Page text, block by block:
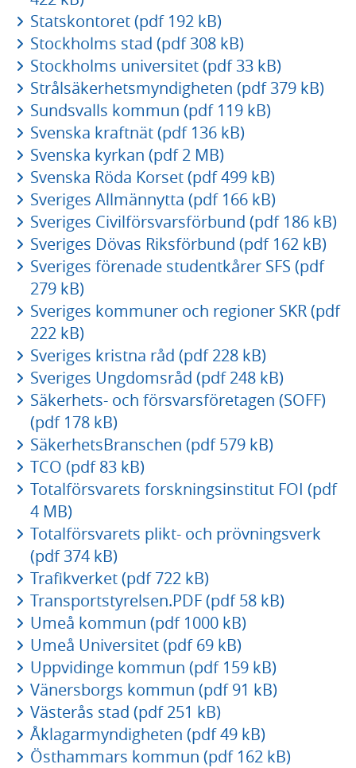
Statskontoret (pdf 192 kB)
Stockholms stad (pdf 308 kB)
Stockholms universitet (pdf 33 kB)
Strålsäkerhetsmyndigheten (pdf 379 kB)
Sundsvalls kommun (pdf 119 kB)
Svenska kraftnät (pdf 136 kB)
Svenska kyrkan (pdf 2 MB)
Svenska Röda Korset (pdf 499 kB)
Sveriges Allmännytta (pdf 166 kB)
Sveriges Civilförsvarsförbund (pdf 186 kB)
Sveriges Dövas Riksförbund (pdf 162 kB)
Sveriges förenade studentkårer SFS (pdf
279 kB)
Sveriges kommuner och regioner SKR (pdf
222 kB)
Sveriges kristna råd (pdf 228 kB)
Sveriges Ungdomsråd (pdf 248 kB)
Säkerhets- och försvarsföretagen (SOFF)
(pdf 178 kB)
SäkerhetsBranschen (pdf 579 kB)
TCO (pdf 83 kB)
Totalförsvarets forskningsinstitut FOI (pdf
4 MB)
Totalförsvarets plikt- och prövningsverk
(pdf 374 kB)
Trafikverket (pdf 722 kB)
Transportstyrelsen.PDF (pdf 58 kB)
Umeå kommun (pdf 1000 kB)
Umeå Universitet (pdf 69 kB)
Uppvidinge kommun (pdf 159 kB)
Vänersborgs kommun (pdf 91 kB)
Västerås stad (pdf 251 kB)
Åklagarmyndigheten (pdf 49 kB)
Östhammars kommun (pdf 162 kB)